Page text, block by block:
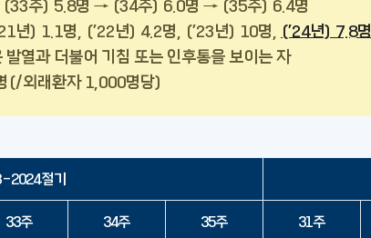
(33주) 5.8명 → (34주) 6.0명 → (35주) 6.4명
년) 1.1명, (’22년) 4.2명, (’23년) 10명, (’24년) 7.8명
열과 더불어 기침 또는 인후통을 보이는 자
(/외래환자 1,000명당)
2024절기
33주 34주 35주 31주